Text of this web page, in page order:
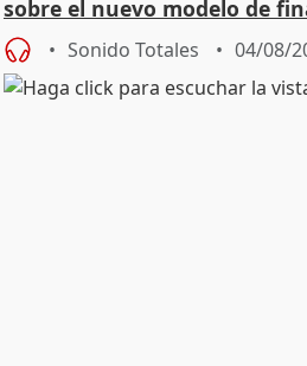
sobre el nuevo modelo de
Sonido Totales 04/08/